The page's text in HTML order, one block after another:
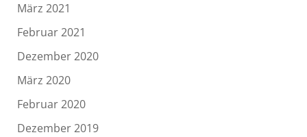
März 2021
Februar 2021
Dezember 2020
März 2020
Februar 2020
Dezember 2019